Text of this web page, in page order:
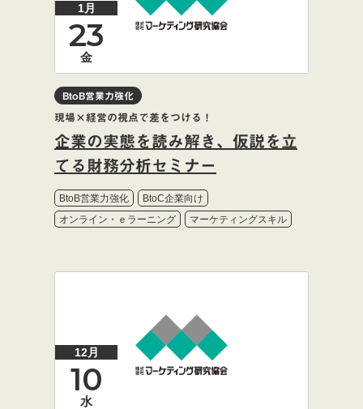
1月
23
金
BtoB営業力強化
現場×経営の視点で差をつける！
企業の実態を読み解き、仮説を立
てる財務分析セミナー
BtoB営業力強化
BtoC企業向け
オンライン・ｅラーニング
マーケティングスキル
12月
10
水